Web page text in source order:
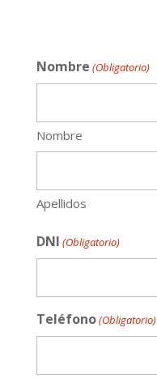
Nombre (Obligatorio)
Nombre
Apellidos
DNI (Obligatorio)
Teléfono(Obligatorio)